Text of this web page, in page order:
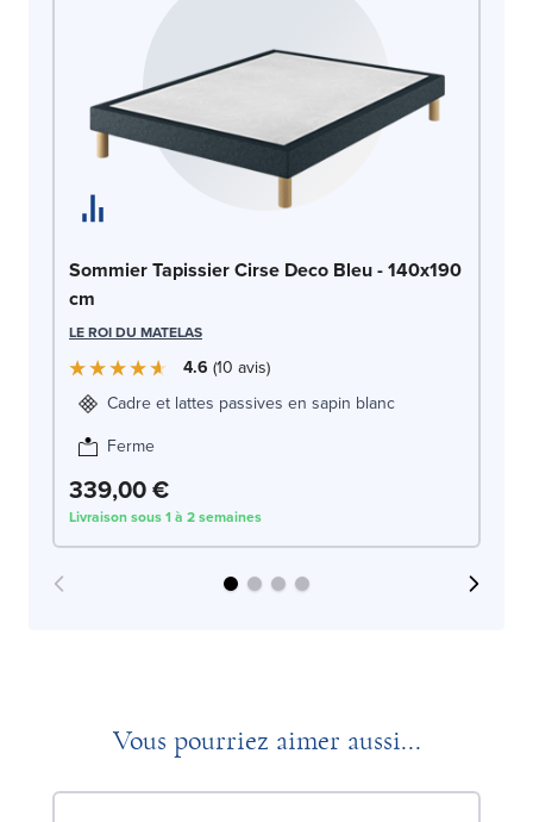
Sommier Tapissier Cirse Deco Bleu - 140x190
cm
LE ROI DU MATELAS
4.6 10 avis
Cadre et lattes passives en sapin blanc
Ferme
339,00 €
Livraison sous 1 à 2 semaines
Vous pourriez aimer aussi...